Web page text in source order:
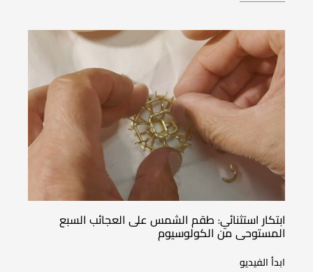
ابتكار استثنائي: طقم الشمس على العجائب السبع
المستوحى من الكولوسيوم
ابدأ الفيديو